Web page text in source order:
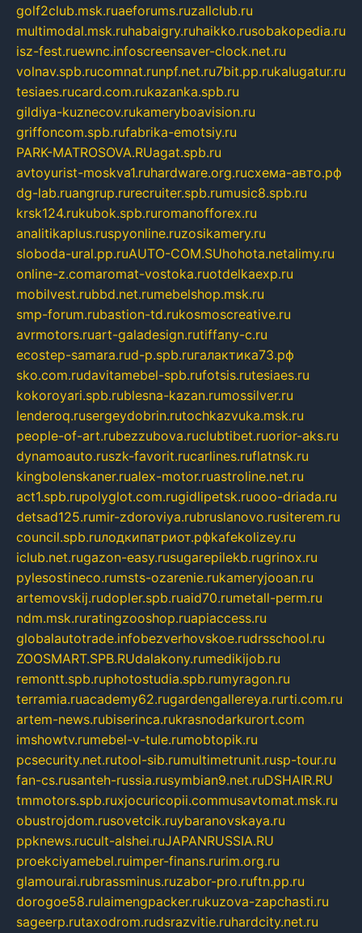
golf2club.msk.ruaeforums.ruzallclub.ru
multimodal.msk.ruhabaigry.ruhaikko.rusobakopedia.ru
isz-fest.ruewnc.infoscreensaver-clock.net.ru
volnav.spb.rucomnat.runpf.net.ru7bit.pp.rukalugatur.ru
tesiaes.rucard.com.rukazanka.spb.ru
gildiya-kuznecov.rukameryboavision.ru
griffoncom.spb.rufabrika-emotsiy.ru
PARK-MATROSOVA.RUagat.spb.ru
avtoyurist-moskva1.ruhardware.org.ruсхема-авто.рф
dg-lab.ruangrup.rurecruiter.spb.rumusic8.spb.ru
krsk124.rukubok.spb.ruromanofforex.ru
analitikaplus.ruspyonline.ruzosikamery.ru
sloboda-ural.pp.ruAUTO-COM.SUhohota.netalimy.ru
online-z.comaromat-vostoka.ruotdelkaexp.ru
mobilvest.rubbd.net.rumebelshop.msk.ru
smp-forum.rubastion-td.rukosmoscreative.ru
avrmotors.ruart-galadesign.rutiffany-c.ru
ecostep-samara.rud-p.spb.ruгалактика73.рф
sko.com.rudavitamebel-spb.rufotsis.rutesiaes.ru
kokoroyari.spb.rublesna-kazan.rumossilver.ru
lenderoq.rusergeydobrin.rutochkazvuka.msk.ru
people-of-art.rubezzubova.ruclubtibet.ruorior-aks.ru
dynamoauto.ruszk-favorit.rucarlines.ruflatnsk.ru
kingbolenskaner.rualex-motor.ruastroline.net.ru
act1.spb.rupolyglot.com.rugidlipetsk.ruooo-driada.ru
detsad125.rumir-zdoroviya.rubruslanovo.rusiterem.ru
council.spb.ruлодкипатриот.рфkafekolizey.ru
iclub.net.rugazon-easy.rusugarepilekb.rugrinox.ru
pylesostineco.rumsts-ozarenie.rukameryjooan.ru
artemovskij.rudopler.spb.ruaid70.rumetall-perm.ru
ndm.msk.ruratingzooshop.ruapiaccess.ru
globalautotrade.infobezverhovskoe.rudrsschool.ru
ZOOSMART.SPB.RUdalakony.rumedikijob.ru
remontt.spb.ruphotostudia.spb.rumyragon.ru
terramia.ruacademy62.rugardengallereya.rurti.com.ru
artem-news.rubiserinca.rukrasnodarkurort.com
imshowtv.rumebel-v-tule.rumobtopik.ru
pcsecurity.net.rutool-sib.rumultimetrunit.rusp-tour.ru
fan-cs.rusanteh-russia.rusymbian9.net.ruDSHAIR.RU
tmmotors.spb.ruxjocuricopii.commusavtomat.msk.ru
obustrojdom.rusovetcik.ruybaranovskaya.ru
ppknews.rucult-alshei.ruJAPANRUSSIA.RU
proekciyamebel.ruimper-finans.rurim.org.ru
glamourai.rubrassminus.ruzabor-pro.ruftn.pp.ru
dorogoe58.rulaimengpacker.rukuzova-zapchasti.ru
sageerp.rutaxodrom.rudsrazvitie.ruhardcity.net.ru